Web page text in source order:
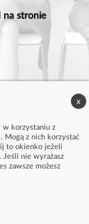
na stronie
w korzystaniu z
Mogą z nich korzystać
to okienko jeżeli
Jeśli nie wyrażasz
zawsze możesz
x